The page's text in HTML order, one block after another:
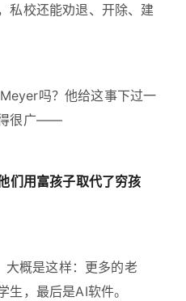
私校还能劝退、开除、建
吗？他给这事下过一
得很广——
们用富孩子取代了穷孩
大概是这样：更多的老
生，最后是AI软件。